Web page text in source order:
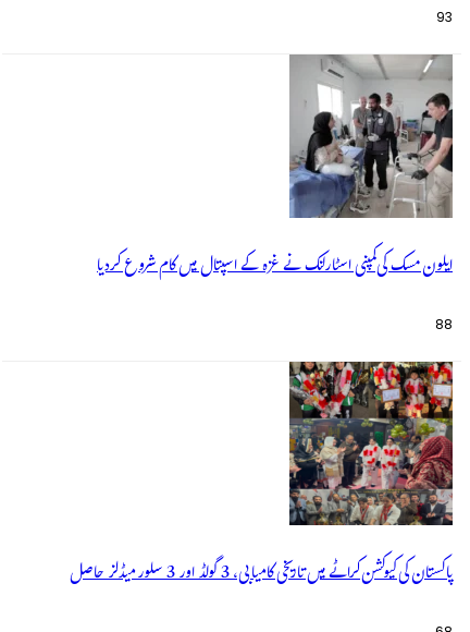
93
ایلون مسک کی کمپنی اسٹارلنک نے غزہ کے اسپتال میں کام شروع کردیا
88
پاکستان کی کیوکشن کراٹے میں تاریخی کامیابی، 3 گولڈ اور 3 سلور میڈلز حاصل